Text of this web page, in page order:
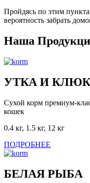
Пройдясь по этим
вероятность забрать
Наша
УТКА И
Сухой корм премиум-
кошек
0.4 кг, 1.5 кг, 12 кг
ПОДРОБНЕЕ
БЕЛАЯ РЫБА